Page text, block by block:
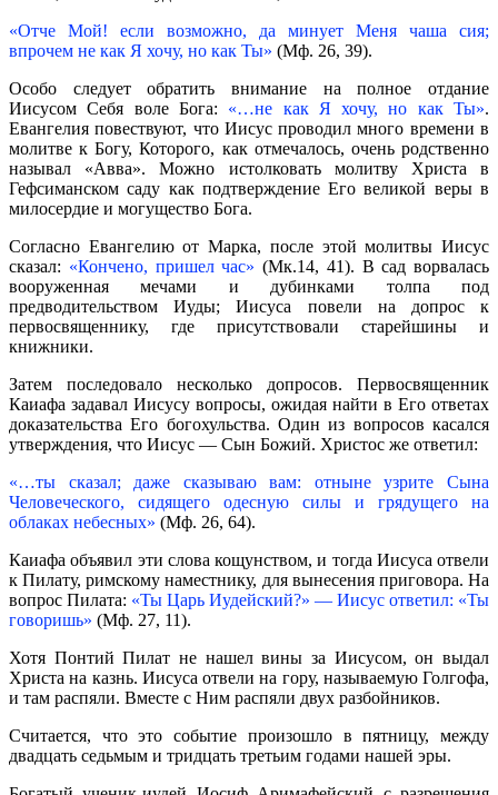
«Отче Мой! если возможно, да минует Меня чаша сия;
впрочем не как Я хочу, но как Ты» (Мф. 26, 39).
Особо следует обратить внимание на полное отдание
Иисусом Себя воле Бога: «…не как Я хочу, но как Ты».
Евангелия повествуют, что Иисус проводил много времени в
молитве к Богу, Которого, как отмечалось, очень родственно
называл «Авва». Можно истолковать молитву Христа в
Гефсиманском саду как подтверждение Его великой веры в
милосердие и могущество Бога.
Согласно Евангелию от Марка, после этой молитвы Иисус
сказал: «Кончено, пришел час» (Мк.14, 41). В сад ворвалась
вооруженная мечами и дубинками толпа под
предводительством Иуды; Иисуса повели на допрос к
первосвященнику, где присутствовали старейшины и
книжники.
Затем последовало несколько допросов. Первосвященник
Каиафа задавал Иисусу вопросы, ожидая найти в Его ответах
доказательства Его богохульства. Один из вопросов касался
утверждения, что Иисус — Сын Божий. Христос же ответил:
«…ты сказал; даже сказываю вам: отныне узрите Сына
Человеческого, сидящего одесную силы и грядущего на
облаках небесных» (Мф. 26, 64).
Каиафа объявил эти слова кощунством, и тогда Иисуса отвели
к Пилату, римскому наместнику, для вынесения приговора. На
вопрос Пилата: «Ты Царь Иудейский?» — Иисус ответил: «Ты
говоришь» (Мф. 27, 11).
Хотя Понтий Пилат не нашел вины за Иисусом, он выдал
Христа на казнь. Иисуса отвели на гору, называемую Голгофа,
и там распяли. Вместе с Ним распяли двух разбойников.
Считается, что это событие произошло в пятницу, между
двадцать седьмым и тридцать третьим годами нашей эры.